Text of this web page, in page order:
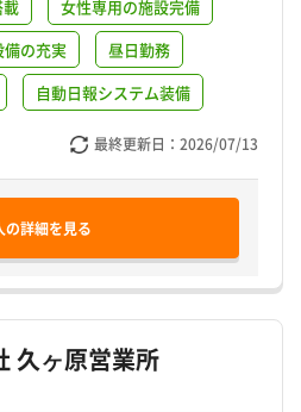
載
女性専用の施設完備
備の充実
昼日勤務
自動日報システム装備
最終更新日： 2026/07/13
の詳細を見る
久ヶ原営業所